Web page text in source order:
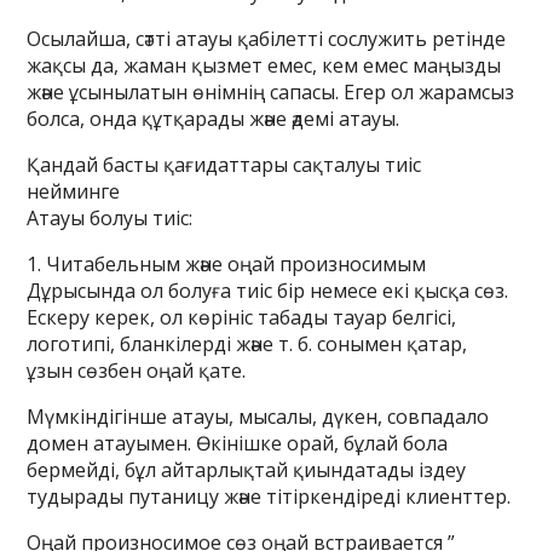
Осылайша, сәтті атауы қабілетті сослужить ретінде
жақсы да, жаман қызмет емес, кем емес маңызды
және ұсынылатын өнімнің сапасы. Егер ол жарамсыз
болса, онда құтқарады және әдемі атауы.
Қандай басты қағидаттары сақталуы тиіс
нейминге
Атауы болуы тиіс:
1. Читабельным және оңай произносимым
Дұрысында ол болуға тиіс бір немесе екі қысқа сөз.
Ескеру керек, ол көрініс табады тауар белгісі,
логотипі, бланкілерді және т. б. сонымен қатар,
ұзын сөзбен оңай қате.
Мүмкіндігінше атауы, мысалы, дүкен, совпадало
домен атауымен. Өкінішке орай, бұлай бола
бермейді, бұл айтарлықтай қиындатады іздеу
тудырады путаницу және тітіркендіреді клиенттер.
Оңай произносимое сөз оңай встраивается ”